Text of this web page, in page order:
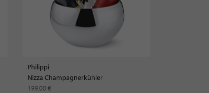
Philippi
Nizza Champagnerkühler
199,00 €